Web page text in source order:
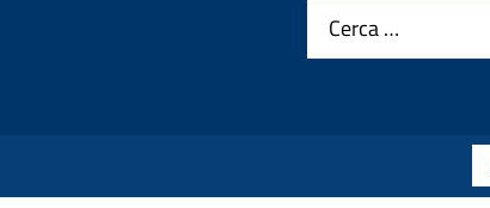
Cerca …